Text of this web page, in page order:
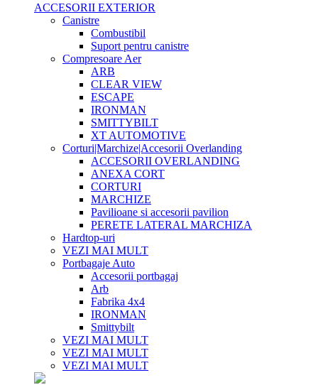
ACCESORII EXTERIOR
Canistre
Combustibil
Suport pentru canistre
Compresoare Aer
ARB
CLEAR VIEW
ESCAPE
IRONMAN
SMITTYBILT
XT AUTOMOTIVE
Corturi|Marchize|Accesorii Overlanding
ACCESORII OVERLANDING
ANEXA CORT
CORTURI
MARCHIZE
Pavilioane si accesorii pavilion
PERETE LATERAL MARCHIZA
Hardtop-uri
VEZI MAI MULT
Portbagaje Auto
Accesorii portbagaj
Arb
Fabrika 4x4
IRONMAN
Smittybilt
VEZI MAI MULT
VEZI MAI MULT
VEZI MAI MULT